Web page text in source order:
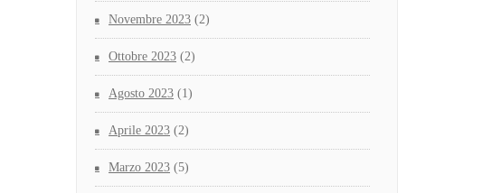
Novembre 2023 (2)
Ottobre 2023 (2)
Agosto 2023 (1)
Aprile 2023 (2)
Marzo 2023 (5)